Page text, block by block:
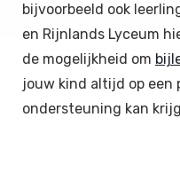
bijvoorbeeld ook
en Rijnlands Lyceum
de mogelijkheid om
jouw kind altijd op een
ondersteuning kan